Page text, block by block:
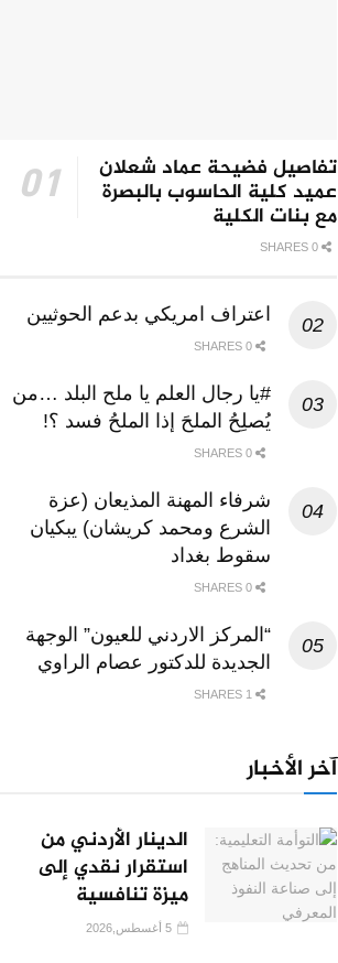
تفاصيل فضيحة عماد شعلان
عميد كلية الحاسوب بالبصرة
مع بنات الكلية
اعتراف امريكي بدعم الحوثيين
#يا رجال العلم يا ملح البلد …من
يُصلِحُ الملحَ إذا الملحُ فسد ؟!
شرفاء المهنة المذيعان (عزة
الشرع ومحمد كريشان) يبكيان
سقوط بغداد
“المركز الاردني للعيون” الوجهة
الجديدة للدكتور عصام الراوي
آخر الأخبار
الدينار الأردني من
استقرار نقدي إلى
ميزة تنافسية